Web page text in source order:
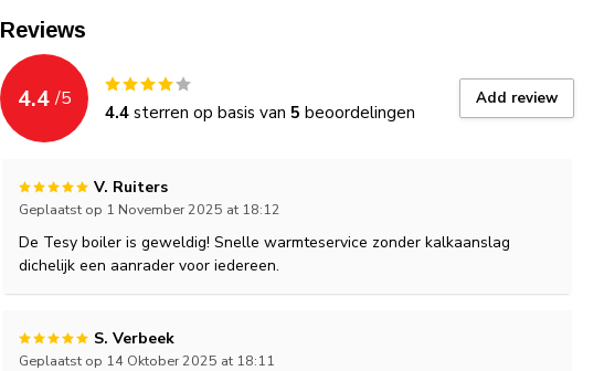
Reviews
4.4 /5
4.4sterren op basis van 5 beoordelingen
Add review
V. Ruiters
Geplaatst op 1 November 2025 at 18:12
De Tesy boiler is geweldig! Snelle warmteservice zonder kalkaanslag
dichelijk een aanrader voor iedereen.
S. Verbeek
Geplaatst op 14 Oktober 2025 at 18:11